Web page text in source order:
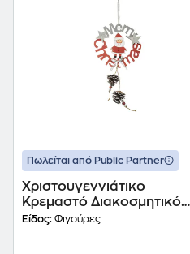
Πωλείται από Public Partner
Χριστουγεννιάτικο
Κρεμαστό Διακοσμητικό
SpitiShop Merry Christmas
Είδος: Φιγούρες